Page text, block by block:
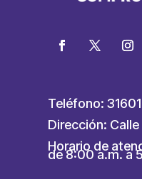
Teléfono:
Dirección:
Horario de
de 8:00 a.m. a